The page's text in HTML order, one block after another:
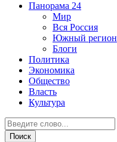
Панорама 24
Мир
Вся Россия
Южный регион
Блоги
Политика
Экономика
Общество
Власть
Культура